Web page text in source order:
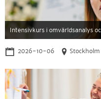
Intensivkurs i omvärldsanalys
2026-10-06 Stockholm